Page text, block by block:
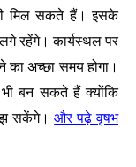
भी मिल सकते हैं। इसके
रहेंगे। कार्यस्थल पर
का अच्छा समय होगा।
भी बन सकते हैं क्योंकि
सकेंगे।और पढ़ेवृषभ